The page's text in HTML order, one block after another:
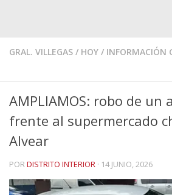
GRAL. VILLEGAS / HOY / INFORMACIÓN
AMPLIAMOS: robo de un
frente al supermercado
Alvear
PORDISTRITO INTERIOR · 14 JUNIO, 2026